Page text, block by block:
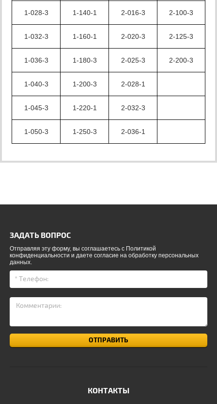
1-028-3 1-140-1 2-016-3 2-100-3
1-032-3 1-160-1 2-020-3 2-125-3
1-036-3 1-180-3 2-025-3 2-200-3
1-040-3 1-200-3 2-028-1
1-045-3 1-220-1 2-032-3
1-050-3 1-250-3 2-036-1
ЗАДАТЬ ВОПРОС
Отправляя эту форму, вы соглашаетесь с Политикой
конфиденциальности и даете согласие на обработку персональных
данных.
ОТПРАВИТЬ
КОНТАКТЫ